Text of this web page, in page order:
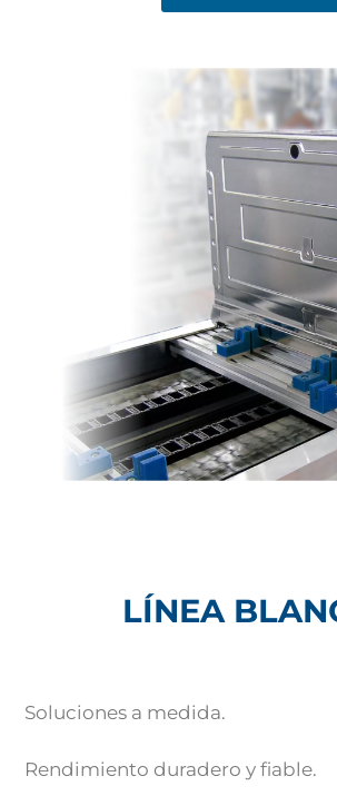
LÍNEA
Soluciones a medida.
Rendimiento duradero y fiable.